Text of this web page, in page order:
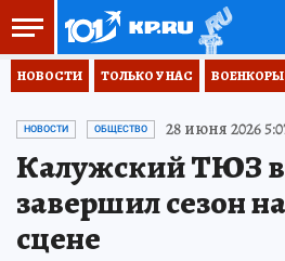
НОВОСТИ ТОЛЬКО У НАС ВОЕНКОРЫ
НОВОСТИ ОБЩЕСТВО 28 июня 2026
Калужский ТЮЗ
завершил сезон
сцене